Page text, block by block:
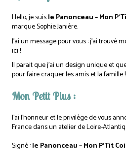
Hello, je suisle Panonceau – Mon
marque Sophie Janière.
J’ai un message pour vous : j’ai trouvé
ici !
Il parait que j’ai un design unique et
pour faire craquer les amis et la famille !
Mon Petit Plus :
J’ai l’honneur et le privilège de vous
France dans un atelier de Loire-
Signé :le Panonceau – Mon P’Tit